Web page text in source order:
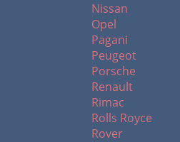
Nissan
Opel
Pagani
Peugeot
Porsche
Renault
Rimac
Rolls Royce
Rover